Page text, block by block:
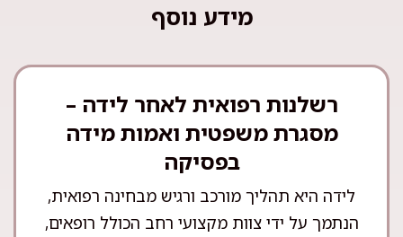
מידע נוסף
רשלנות רפואית לאחר לידה –
מסגרת משפטית ואמות מידה
בפסיקה
לידה היא תהליך מורכב ורגיש מבחינה רפואית,
הנתמך על ידי צוות מקצועי רחב הכולל רופאים,